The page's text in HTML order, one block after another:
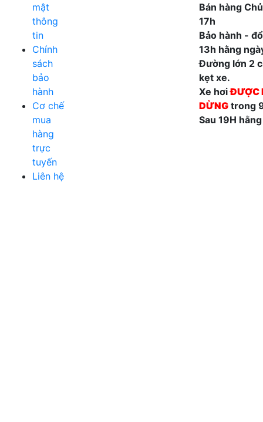
mật
thông
tin
Chính
sách
bảo
hành
Cơ chế
mua
hàng
trực
tuyến
Liên hệ
Bán hàng
17h
Bảo hành -
13h hằng
Đường lớn 2
kẹt xe.
Xe hơiĐƯỢC
DỪNG trong
Sau 19H